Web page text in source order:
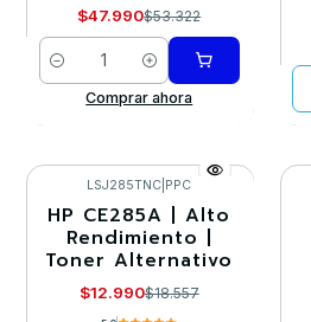
$47.990$53.322
Cantidad
Comprar ahora
-30%
LSJ285TNC PPC
HP CE285A | Alto
Rendimiento |
Toner Alternativo
$12.990$18.557